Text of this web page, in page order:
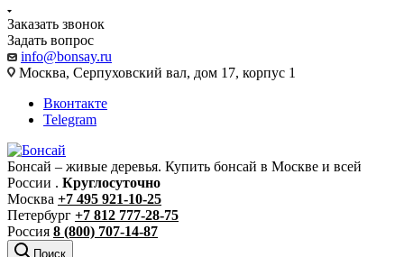
Заказать звонок
Задать вопрос
info@bonsay.ru
Москва, Cерпуховский вал, дом 17, корпус 1
Вконтакте
Telegram
Бонсай – живые деревья. Купить бонсай в Москве и всей
России . Круглосуточно
Москва +7 495 921-10-25
Петербург +7 812 777-28-75
Россия 8 (800) 707-14-87
Поиск